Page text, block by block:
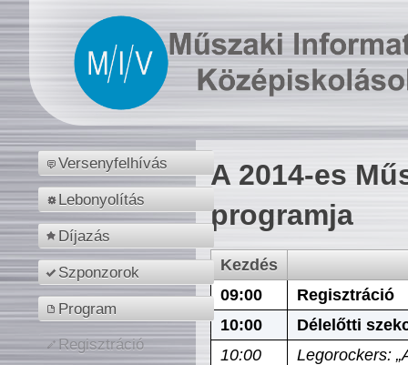
Versenyfelhívás
Lebonyolítás
Díjazás
Szponzorok
Program
Regisztráció
A 2014-es
programja
Kezdés
09:00
Regisztráció
10:00
Délelőtti
10:00
Legorockers: